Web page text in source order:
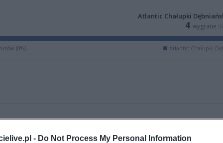
- Do Not Process My Personal Information
Atlantic Chałupki
4 wygrane
(0%) Atlantic Chałupki